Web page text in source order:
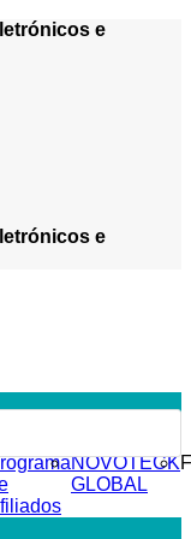
e
e
NOVOTECK
GLOBAL